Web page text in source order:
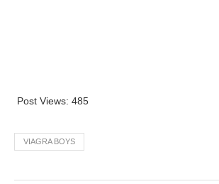
Post Views: 485
VIAGRA BOYS